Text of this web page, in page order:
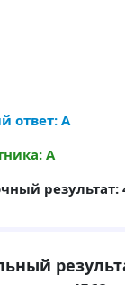
ответ: А
А
результат: